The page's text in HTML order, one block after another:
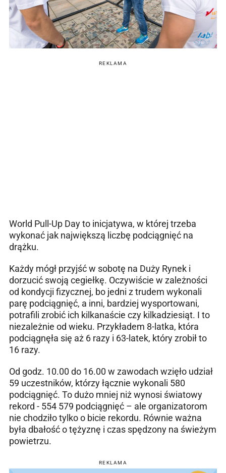
REKLAMA
World Pull-Up Day to inicjatywa, w której trzeba
wykonać jak największą liczbę podciągnięć na
drążku.
Każdy mógł przyjść w sobotę na Duży Rynek i
dorzucić swoją cegiełkę. Oczywiście w zależności
od kondycji fizycznej, bo jedni z trudem wykonali
parę podciągnięć, a inni, bardziej wysportowani,
potrafili zrobić ich kilkanaście czy kilkadziesiąt. I to
niezależnie od wieku. Przykładem 8-latka, która
podciągnęła się aż 6 razy i 63-latek, który zrobił to
16 razy.
Od godz. 10.00 do 16.00 w zawodach wzięło udział
59 uczestników, którzy łącznie wykonali 580
podciągnięć. To dużo mniej niż wynosi światowy
rekord - 554 579 podciągnięć – ale organizatorom
nie chodziło tylko o bicie rekordu. Równie ważna
była dbałość o tężyznę i czas spędzony na świeżym
powietrzu.
REKLAMA